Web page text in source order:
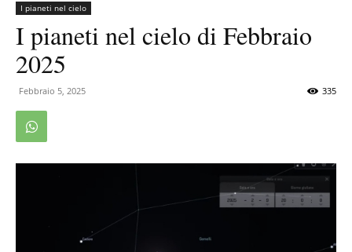
I pianeti nel cielo
I pianeti nel cielo di Febbraio
2025
Febbraio 5, 2025 335